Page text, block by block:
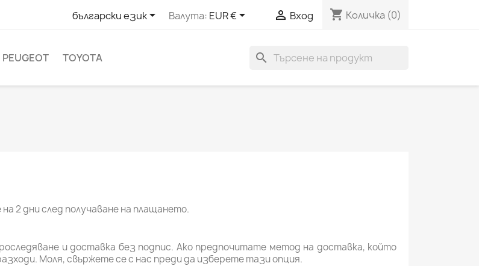
български език Валута: EUR €  Вход shopping_cart Количка (0)
search
PEUGEOT TOYOTA
2 дни след получаване на плащането.
и доставка без подпис. Ако предпочитате метод на доставка, който
Моля, свържете се с нас преди да изберете тази опция.